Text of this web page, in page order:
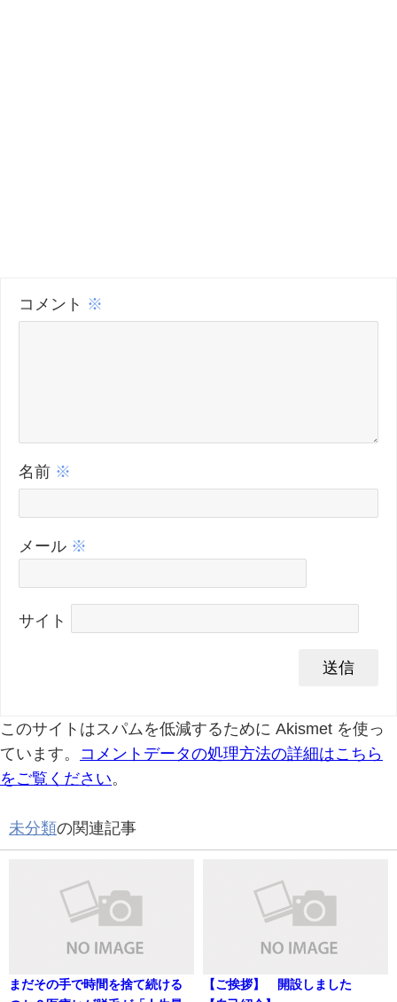
コメント ※
名前 ※
メール ※
サイト
このサイトはスパムを低減するために Akismet を使っ
ています。
コメントデータの処理方法の詳細はこちら
をご覧ください。
未分類の関連記事
まだその手で時間を捨て続ける
【ご挨拶】 開設しました